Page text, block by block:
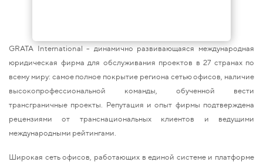
GRATA International - динамично развивающаяся международная
юридическая фирма для обслуживания проектов в 27 странах по
всему миру: самое полное покрытие региона сетью офисов, наличие
высокопрофессиональной команды, обученной вести
трансграничные проекты. Репутация и опыт фирмы подтверждена
рецензиями от транснациональных клиентов и ведущими
международными рейтингами.
Широкая сеть офисов, работающих в единой системе и платформе